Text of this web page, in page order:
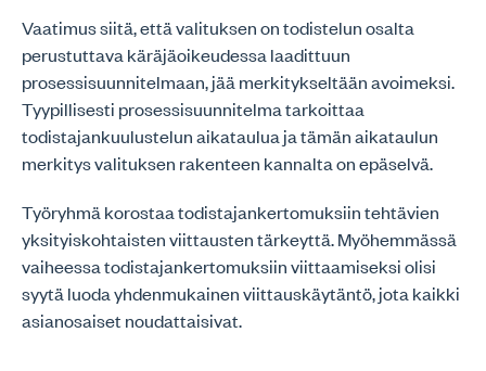
Vaatimus siitä, että valituksen on todistelun osalta
perustuttava käräjäoikeudessa laadittuun
prosessisuunnitelmaan, jää merkitykseltään avoimeksi.
Tyypillisesti prosessisuunnitelma tarkoittaa
todistajankuulustelun aikataulua ja tämän aikataulun
merkitys valituksen rakenteen kannalta on epäselvä.
Työryhmä korostaa todistajankertomuksiin tehtävien
yksityiskohtaisten viittausten tärkeyttä. Myöhemmässä
vaiheessa todistajankertomuksiin viittaamiseksi olisi
syytä luoda yhdenmukainen viittauskäytäntö, jota kaikki
asianosaiset noudattaisivat.